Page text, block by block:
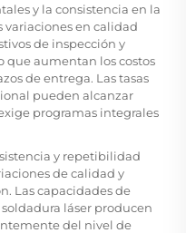
y la consistencia en la
variaciones en calidad
de inspección y
que aumentan los costos
de entrega. Las tasas
pueden alcanzar
programas integrales
y repetibilidad
de calidad y
Las capacidades de
láser producen
del nivel de